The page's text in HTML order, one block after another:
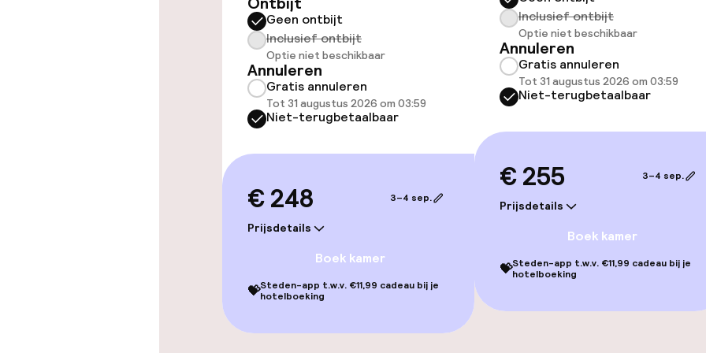
Zwemmen & wellness
Hot tub
Spacentrum
Fitnessruimte /
Entertainment
Betaalde wifi
Eet- en drinkgelegenheden
Restaurant
Geen ontbijt
Inclusief ontbijt
Optie niet beschikbaar
Annuleren
Gratis annuleren
Tot 31 augustus 2026 om 03:59
Niet-terugbetaalbaar
€ 248
Prijsdetails
3–4 sep.
Boek kamer
💝Steden-app t.w.v. €11,99 cadeau bij je
hotelboeking
Inclusief ontbijt
Optie niet beschikbaar
Annuleren
Gratis annuleren
Tot 31 augustus 2026 om 03:59
Niet-terugbetaalbaar
€ 255
Prijsdetails
3–4 sep.
Boek kamer
💝Steden-app t.w.v. €11,99 cadeau bij je
hotelboeking